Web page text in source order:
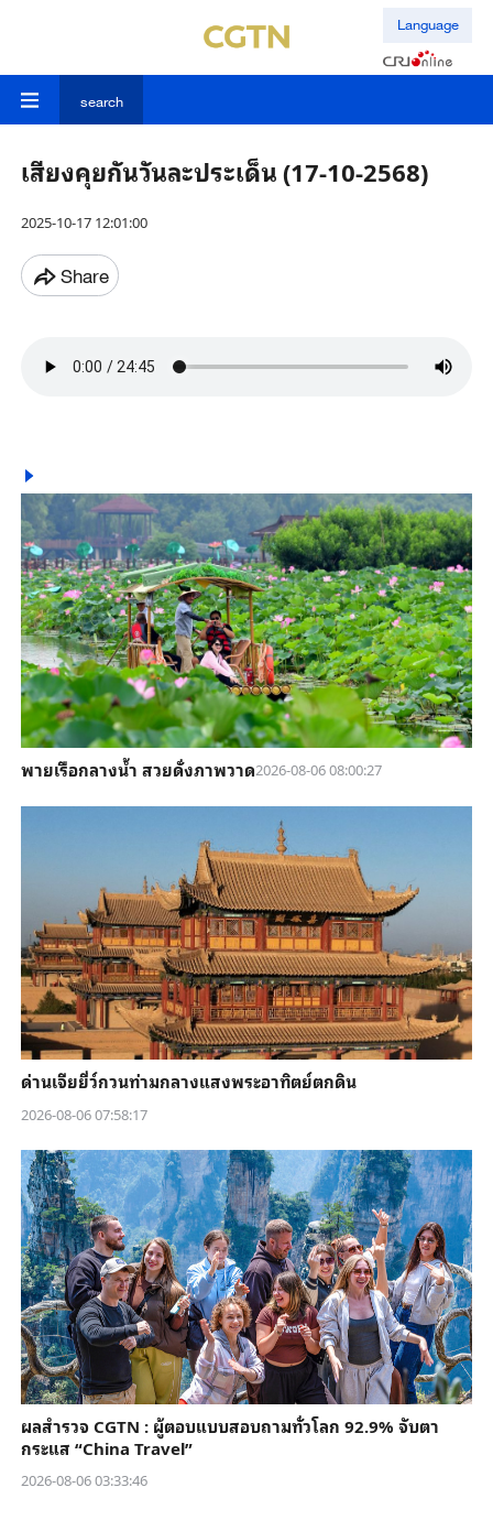
Language
search
เสียงคุยกันวันละประเด็น (17-10-2568)
2025-10-17 12:01:00
Share
พายเรือกลางน้ำ สวยดั่งภาพวาด2026-08-06 08:00:27
ด่านเจียยี่ว์กวนท่ามกลางแสงพระอาทิตย์ตกดิน
2026-08-06 07:58:17
ผลสำรวจ CGTN : ผู้ตอบแบบสอบถามทั่วโลก 92.9% จับตา
กระแส “China Travel”
2026-08-06 03:33:46